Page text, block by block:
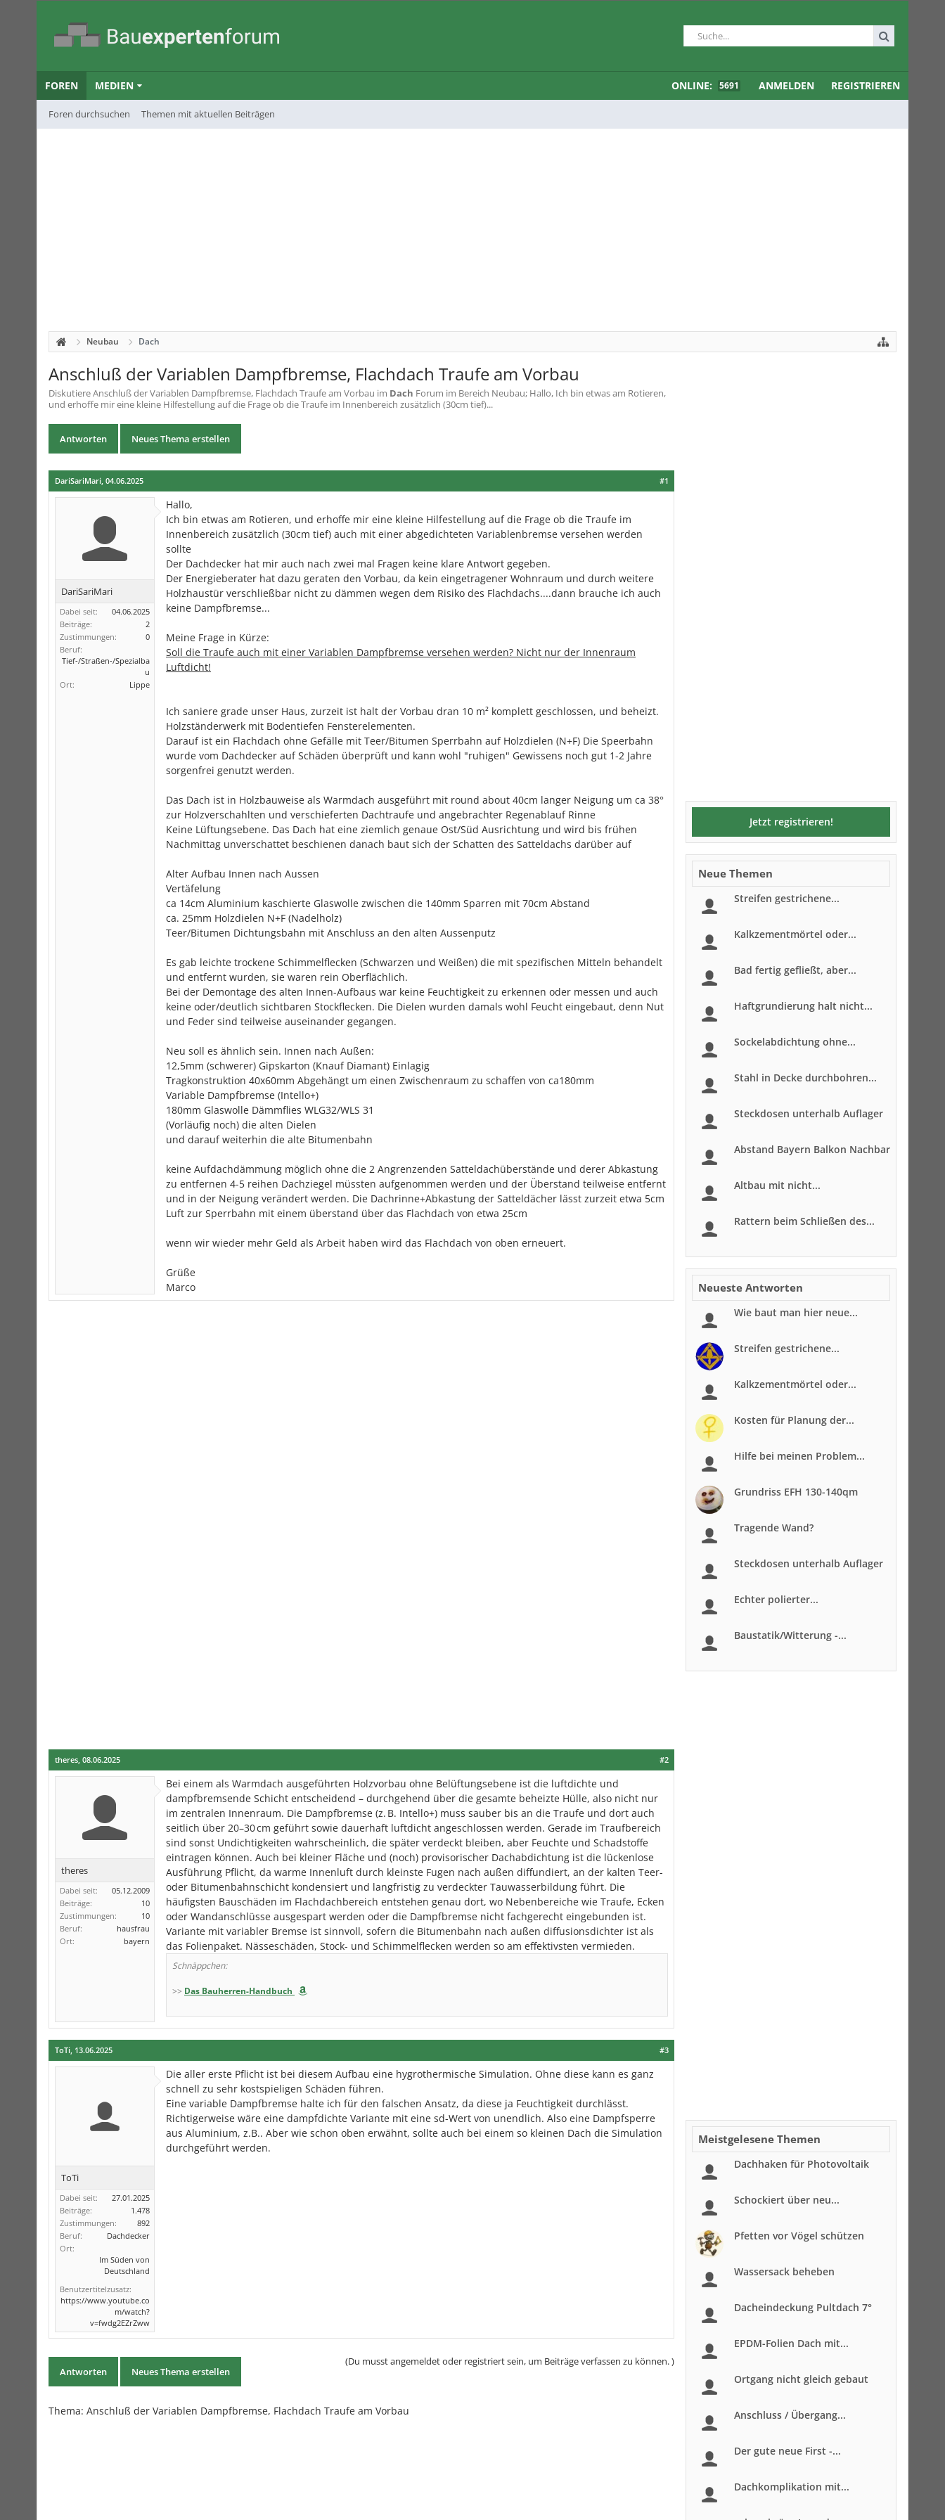
FOREN
Foren durchsuchen Themen mit aktuellen Beiträgen
MEDIEN ONLINE: 5691 ANMELDEN REGISTRIEREN
Neubau Dach
Anschluß der Variablen Dampfbremse, Flachdach Traufe am Vorbau
DiskutiereAnschluß der Variablen Dampfbremse, Flachdach Traufe am Vorbau im Dach Forum im Bereich Neubau; Hallo, Ich bin etwas am Rotieren,
und erhoffe mir eine kleine Hilfestellung auf die Frage ob die Traufe im Innenbereich zusätzlich (30cm tief)...
Antworten Neues Thema erstellen
#1
DariSariMari, 04.06.2025
DariSariMari
Dabei seit:
04.06.2025
Beiträge:
2
Zustimmungen:
0
Beruf:
Tief-/Straßen-/Spezialba
u
Ort:
Lippe
Hallo,
Ich bin etwas am Rotieren, und erhoffe mir eine kleine Hilfestellung auf die Frage ob die Traufe im
Innenbereich zusätzlich (30cm tief) auch mit einer abgedichteten Variablenbremse versehen werden
sollte
Der Dachdecker hat mir auch nach zwei mal Fragen keine klare Antwort gegeben.
Der Energieberater hat dazu geraten den Vorbau, da kein eingetragener Wohnraum und durch weitere
Holzhaustür verschließbar nicht zu dämmen wegen dem Risiko des Flachdachs....dann brauche ich auch
keine Dampfbremse...
Meine Frage in Kürze:
Soll die Traufe auch mit einer Variablen Dampfbremse versehen werden? Nicht nur der Innenraum
Luftdicht!
Ich saniere grade unser Haus, zurzeit ist halt der Vorbau dran 10 m² komplett geschlossen, und beheizt.
Holzständerwerk mit Bodentiefen Fensterelementen.
Darauf ist ein Flachdach ohne Gefälle mit Teer/Bitumen Sperrbahn auf Holzdielen (N+F) Die Speerbahn
wurde vom Dachdecker auf Schäden überprüft und kann wohl "ruhigen" Gewissens noch gut 1-2 Jahre
sorgenfrei genutzt werden.
Das Dach ist in Holzbauweise als Warmdach ausgeführt mit round about 40cm langer Neigung um ca 38°
zur Holzverschahlten und verschieferten Dachtraufe und angebrachter Regenablauf Rinne
Keine Lüftungsebene. Das Dach hat eine ziemlich genaue Ost/Süd Ausrichtung und wird bis frühen
Nachmittag unverschattet beschienen danach baut sich der Schatten des Satteldachs darüber auf
Alter Aufbau Innen nach Aussen
Vertäfelung
ca 14cm Aluminium kaschierte Glaswolle zwischen die 140mm Sparren mit 70cm Abstand
ca. 25mm Holzdielen N+F (Nadelholz)
Teer/Bitumen Dichtungsbahn mit Anschluss an den alten Aussenputz
Es gab leichte trockene Schimmelflecken (Schwarzen und Weißen) die mit spezifischen Mitteln behandelt
und entfernt wurden, sie waren rein Oberflächlich.
Bei der Demontage des alten Innen-Aufbaus war keine Feuchtigkeit zu erkennen oder messen und auch
keine oder/deutlich sichtbaren Stockflecken. Die Dielen wurden damals wohl Feucht eingebaut, denn Nut
und Feder sind teilweise auseinander gegangen.
Neu soll es ähnlich sein. Innen nach Außen:
12,5mm (schwerer) Gipskarton (Knauf Diamant) Einlagig
Tragkonstruktion 40x60mm Abgehängt um einen Zwischenraum zu schaffen von ca180mm
Variable Dampfbremse (Intello+)
180mm Glaswolle Dämmflies WLG32/WLS 31
(Vorläufig noch) die alten Dielen
und darauf weiterhin die alte Bitumenbahn
keine Aufdachdämmung möglich ohne die 2 Angrenzenden Satteldachüberstände und derer Abkastung
zu entfernen 4-5 reihen Dachziegel müssten aufgenommen werden und der Überstand teilweise entfernt
und in der Neigung verändert werden. Die Dachrinne+Abkastung der Satteldächer lässt zurzeit etwa 5cm
Luft zur Sperrbahn mit einem überstand über das Flachdach von etwa 25cm
wenn wir wieder mehr Geld als Arbeit haben wird das Flachdach von oben erneuert.
Grüße
Marco
#2
theres, 08.06.2025
theres
Dabei seit:
05.12.2009
Beiträge:
10
Zustimmungen:
10
Beruf:
hausfrau
Ort:
bayern
Bei einem als Warmdach ausgeführten Holzvorbau ohne Belüftungsebene ist die luftdichte und
dampfbremsende Schicht entscheidend – durchgehend über die gesamte beheizte Hülle, also nicht nur
im zentralen Innenraum. Die Dampfbremse (z. B. Intello+) muss sauber bis an die Traufe und dort auch
seitlich über 20–30 cm geführt sowie dauerhaft luftdicht angeschlossen werden. Gerade im Traufbereich
sind sonst Undichtigkeiten wahrscheinlich, die später verdeckt bleiben, aber Feuchte und Schadstoffe
eintragen können. Auch bei kleiner Fläche und (noch) provisorischer Dachabdichtung ist die lückenlose
Ausführung Pflicht, da warme Innenluft durch kleinste Fugen nach außen diffundiert, an der kalten Teer-
oder Bitumenbahnschicht kondensiert und langfristig zu verdeckter Tauwasserbildung führt. Die
häufigsten Bauschäden im Flachdachbereich entstehen genau dort, wo Nebenbereiche wie Traufe, Ecken
oder Wandanschlüsse ausgespart werden oder die Dampfbremse nicht fachgerecht eingebunden ist.
Variante mit variabler Bremse ist sinnvoll, sofern die Bitumenbahn nach außen diffusionsdichter ist als
das Folienpaket. Nässeschäden, Stock- und Schimmelflecken werden so am effektivsten vermieden.
Schnäppchen:
>> Das Bauherren-Handbuch
#3
ToTi, 13.06.2025
ToTi
Dabei seit:
27.01.2025
Beiträge:
1.478
Zustimmungen:
892
Beruf:
Dachdecker
Ort:
Im Süden von
Deutschland
Benutzertitelzusatz:
https://www.youtube.co
m/watch?
v=fwdg2EZrZww
Die aller erste Pflicht ist bei diesem Aufbau eine hygrothermische Simulation. Ohne diese kann es ganz
schnell zu sehr kostspieligen Schäden führen.
Eine variable Dampfbremse halte ich für den falschen Ansatz, da diese ja Feuchtigkeit durchlässt.
Richtigerweise wäre eine dampfdichte Variante mit eine sd-Wert von unendlich. Also eine Dampfsperre
aus Aluminium, z.B.. Aber wie schon oben erwähnt, sollte auch bei einem so kleinen Dach die Simulation
durchgeführt werden.
Antworten Neues Thema erstellen
(Du musst angemeldet oder registriert sein, um Beiträge verfassen zu können. )
Thema: Anschluß der Variablen Dampfbremse, Flachdach Traufe am Vorbau
Jetzt registrieren!
Neue Themen
Streifen gestrichene...
Kalkzementmörtel oder...
Bad fertig gefließt, aber...
Haftgrundierung halt nicht...
Sockelabdichtung ohne...
Stahl in Decke durchbohren...
Steckdosen unterhalb Auflager
Abstand Bayern Balkon Nachbar
Altbau mit nicht...
Rattern beim Schließen des...
Neueste Antworten
Wie baut man hier neue...
Streifen gestrichene...
Kalkzementmörtel oder...
Kosten für Planung der...
Hilfe bei meinen Problem...
Grundriss EFH 130-140qm
Tragende Wand?
Steckdosen unterhalb Auflager
Echter polierter...
Baustatik/Witterung -...
Meistgelesene Themen
Dachhaken für Photovoltaik
Schockiert über neu...
Pfetten vor Vögel schützen
Wassersack beheben
Dacheindeckung Pultdach 7°
EPDM-Folien Dach mit...
Ortgang nicht gleich gebaut
Anschluss / Übergang...
Der gute neue First -...
Dachkomplikation mit...